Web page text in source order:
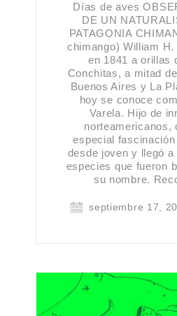
Días de aves
DE UN
PATAGONIA
chimango) William
en 1841 a orillas
Conchitas, a mitad
Buenos Aires y La
hoy se conoce
Varela. Hijo de
norteamericanos,
especial
desde joven y llegó
especies que fueron
su nombre.
septiembre 17,